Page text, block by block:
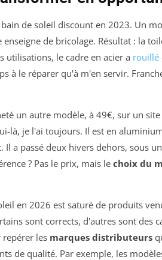
de soleil discount en 2023. Un
de bricolage. Résultat : la
utilisations, le cadre en acier a rouillé
à le réparer qu'à m'en servir.
un autre modèle, à 49€, sur un
là, je l'ai toujours. Il est en
a passé deux hivers dehors, sous
? Pas le prix, mais le choix du
en 2026 est saturé de produits
sont corrects, d'autres sont des
repérer les marques distributeurs
de qualité. Par exemple, les